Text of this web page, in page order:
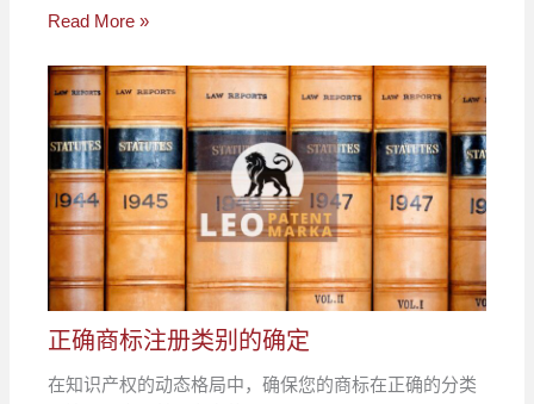
Read More »
正确商标注册类别的确定
在知识产权的动态格局中，确保您的商标在正确的分类